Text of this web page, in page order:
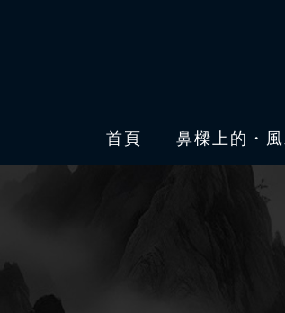
首頁 鼻樑上的・